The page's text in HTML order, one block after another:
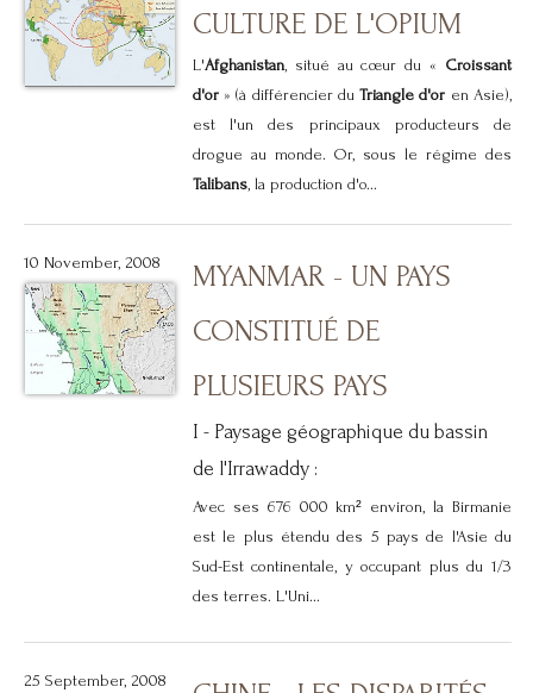
CULTURE DE L'OPIUM
L'Afghanistan, situé au cœur du « Croissant
d'or» (à différencier duTriangle d'or en Asie),
est l'un des principaux producteurs de
drogue au monde. Or, sous le régime des
Talibans, la production d'o...
10 November, 2008
MYANMAR - UN PAYS
CONSTITUÉ DE
PLUSIEURS PAYS
I - Paysage géographique du bassin
de l'Irrawaddy :
Avec ses 676 000 km² environ, la Birmanie
est le plus étendu des 5 pays de l'Asie du
Sud-Est continentale, y occupant plus du 1/3
des terres. L'Uni...
25 September, 2008